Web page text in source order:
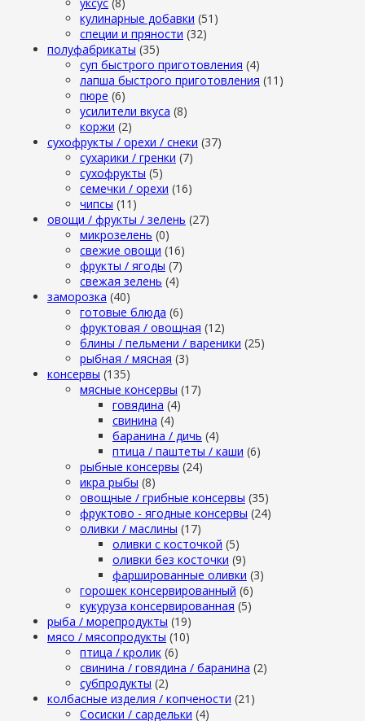
кулинарные добавки (51)
специи и пряности (32)
полуфабрикаты (35)
суп быстрого приготовления (4)
лапша быстрого приготовления (11)
пюре (6)
усилители вкуса (8)
коржи (2)
сухофрукты / орехи / снеки (37)
сухарики / гренки (7)
сухофрукты (5)
семечки / орехи (16)
чипсы (11)
овощи / фрукты / зелень (27)
микрозелень (0)
свежие овощи (16)
фрукты / ягоды (7)
свежая зелень (4)
заморозка (40)
готовые блюда (6)
фруктовая / овощная (12)
блины / пельмени / вареники (25)
рыбная / мясная (3)
консервы (135)
мясные консервы (17)
говядина (4)
свинина (4)
баранина / дичь (4)
птица / паштеты / каши (6)
рыбные консервы (24)
икра рыбы (8)
овощные / грибные консервы (35)
фруктово - ягодные консервы (24)
оливки / маслины (17)
оливки с косточкой (5)
оливки без косточки (9)
фаршированные оливки (3)
горошек консервированный (6)
кукуруза консервированная (5)
рыба / морепродукты (19)
мясо / мясопродукты (10)
птица / кролик (6)
свинина / говядина / баранина (2)
субпродукты (2)
колбасные изделия / копчености (21)
Сосиски / сардельки (4)